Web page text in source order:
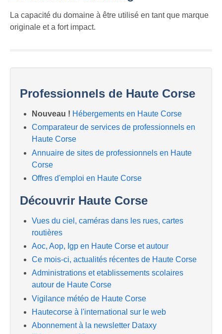
La capacité du domaine à être utilisé en tant que marque
originale et a fort impact.
Professionnels de Haute Corse
Nouveau ! Hébergements en Haute Corse
Comparateur de services de professionnels en
Haute Corse
Annuaire de sites de professionnels en Haute
Corse
Offres d'emploi en Haute Corse
Découvrir Haute Corse
Vues du ciel, caméras dans les rues, cartes
routières
Aoc, Aop, Igp en Haute Corse et autour
Ce mois-ci, actualités récentes de Haute Corse
Administrations et etablissements scolaires
autour de Haute Corse
Vigilance météo de Haute Corse
Hautecorse à l'international sur le web
Abonnement à la newsletter Dataxy